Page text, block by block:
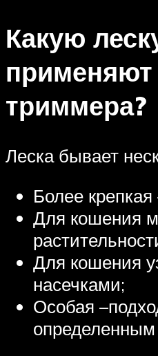
Какую
триммера?
Леска бывает
Более крепкая
Для кошения
Для кошения
насечками;
Особая